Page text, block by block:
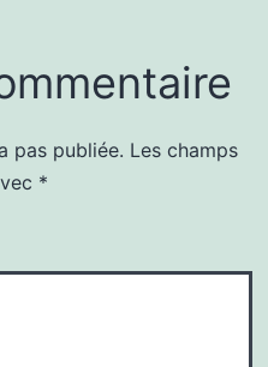
pas publiée. Les champs
*